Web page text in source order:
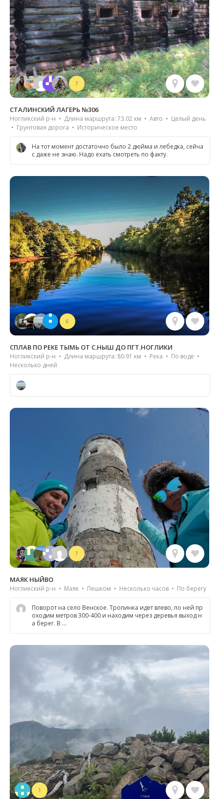
7
СТАЛИНСКИЙ ЛАГЕРЬ №306
Ногликский р-н • Длина маршрута: 73.02 км • Авто • Целый день
• Грунтовая дорога • Историческое место
На тот момент достаточно было 2 дюйма и лебедка, сейча
с даже не знаю. Надо ехать смотреть по факту.
6
СПЛАВ ПО РЕКЕ ТЫМЬ ОТ С.НЫШ ДО ПГТ.НОГЛИКИ
Ногликский р-н • Длина маршрута: 80.91 км • Река • По воде •
Несколько дней
7
МАЯК НЫЙВО
Ногликский р-н • Маяк • Пешком • Несколько часов • По берегу
Поворот на село Венское. Тропинка идет влево, по ней пр
оходим метров 300-400 и находим через деревья выход н
а берег. В …
1